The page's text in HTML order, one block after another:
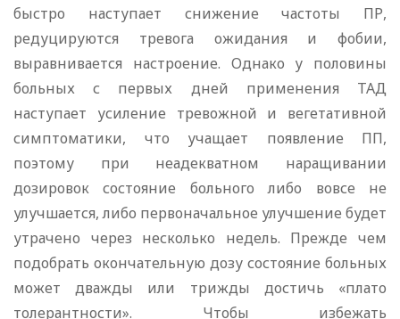
быстро наступает снижение частоты ПР,
редуцируются тревога ожидания и фобии,
выравнивается настроение. Однако у половины
больных с первых дней применения ТАД
наступает усиление тревожной и вегетативной
симптоматики, что учащает появление ПП,
поэтому при неадекватном наращивании
дозировок состояние больного либо вовсе не
улучшается, либо первоначальное улучшение будет
утрачено через несколько недель. Прежде чем
подобрать окончательную дозу состояние больных
может дважды или трижды достичь «плато
толерантности». Чтобы избежать